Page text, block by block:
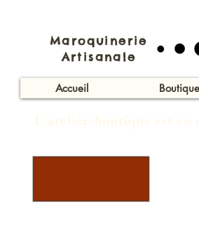
Accueil Boutique
Maroquinerie
Artisanale
L'atelier-boutique est en